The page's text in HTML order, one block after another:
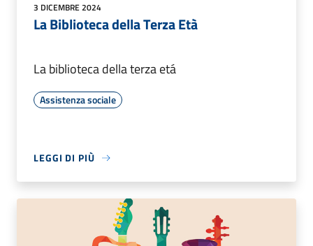
3 DICEMBRE 2024
La Biblioteca della Terza Età
La biblioteca della terza etá
Assistenza sociale
LEGGI DI PIÙ